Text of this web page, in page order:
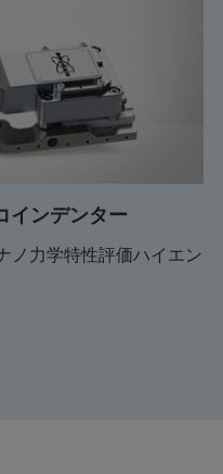
インデンター
ノ力学特性評価ハイエン